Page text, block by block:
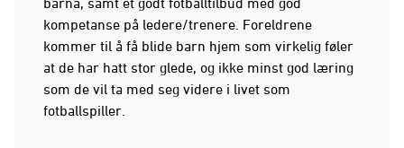
kompetanse på ledere/trenere. Foreldrene
kommer til å få blide barn hjem som virkelig føler
at de har hatt stor glede, og ikke minst god læring
som de vil ta med seg videre i livet som
fotballspiller.